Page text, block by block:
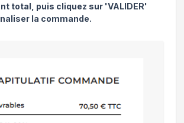
total, puis cliquez sur 'VALIDER'
la commande.